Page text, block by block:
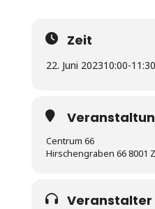
Zeit
22. Juni 202310:00-11:30
Centrum 66
Hirschengraben 66 8001
Veranstalter